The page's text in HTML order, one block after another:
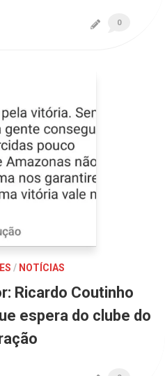
0
/ NOTÍCIAS
Ricardo Coutinho
espera do clube do